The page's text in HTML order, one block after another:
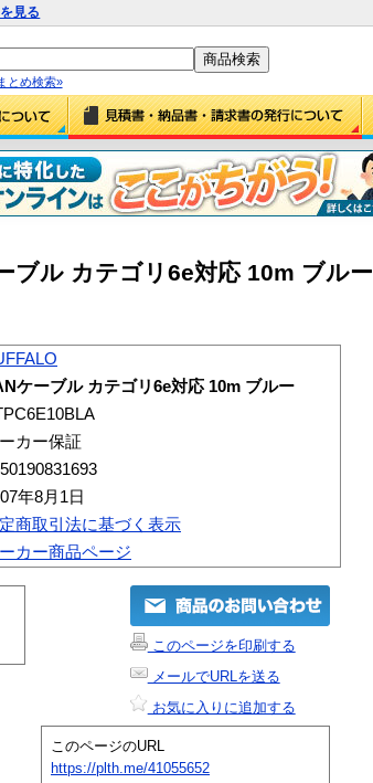
見る
とめ検索»
ブル カテゴリ6e対応 10m ブルー
ケーブル カテゴリ6e対応 10m ブルー
カー保証
年8月1日
商取引法に基づく表示
カー商品ページ
このページを印刷する
メールでURLを送る
お気に入りに追加する
このページのURL
https://plth.me/41055652